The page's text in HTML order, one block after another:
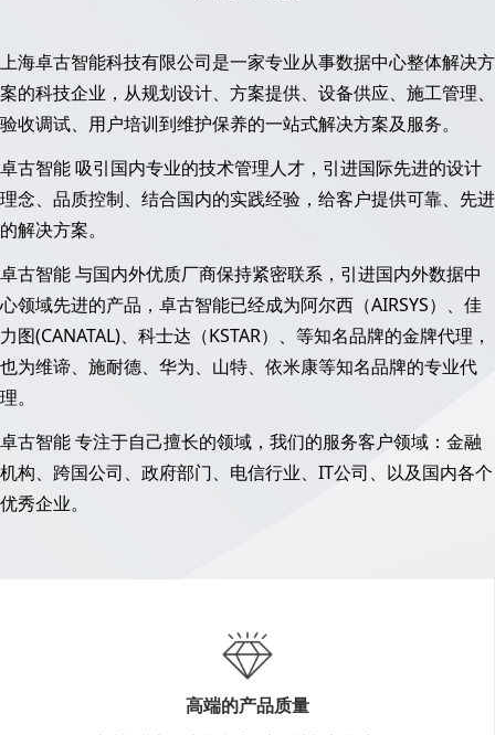
上海卓古智能科技有限公司是一家专业从事数据中心整体解决方
案的科技企业，从规划设计、方案提供、设备供应、施工管理、
验收调试、用户培训到维护保养的一站式解决方案及服务。
卓古智能 吸引国内专业的技术管理人才，引进国际先进的设计
理念、品质控制、结合国内的实践经验，给客户提供可靠、先进
的解决方案。
卓古智能 与国内外优质厂商保持紧密联系，引进国内外数据中
心领域先进的产品，卓古智能已经成为阿尔西（AIRSYS）、佳
力图(CANATAL)、科士达（KSTAR）、等知名品牌的金牌代理，
也为维谛、施耐德、华为、山特、依米康等知名品牌的专业代
理。
卓古智能 专注于自己擅长的领域，我们的服务客户领域：金融
机构、跨国公司、政府部门、电信行业、IT公司、以及国内各个
优秀企业。
高端的产品质量